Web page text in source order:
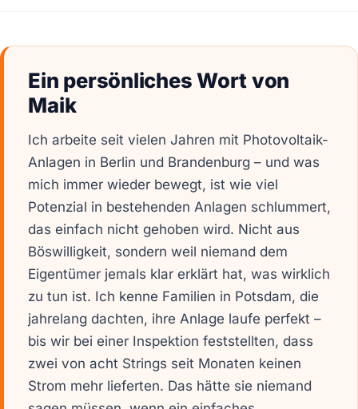
Ein persönliches Wort von
Maik
Ich arbeite seit vielen Jahren mit Photovoltaik-
Anlagen in Berlin und Brandenburg – und was
mich immer wieder bewegt, ist wie viel
Potenzial in bestehenden Anlagen schlummert,
das einfach nicht gehoben wird. Nicht aus
Böswilligkeit, sondern weil niemand dem
Eigentümer jemals klar erklärt hat, was wirklich
zu tun ist. Ich kenne Familien in Potsdam, die
jahrelang dachten, ihre Anlage laufe perfekt –
bis wir bei einer Inspektion feststellten, dass
zwei von acht Strings seit Monaten keinen
Strom mehr lieferten. Das hätte sie niemand